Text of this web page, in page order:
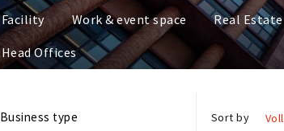
Facility Work & event space Real Estate
Head Offices
Business type Sort by